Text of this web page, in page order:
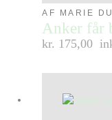
AF MARIE
Anker får
kr. 175,00